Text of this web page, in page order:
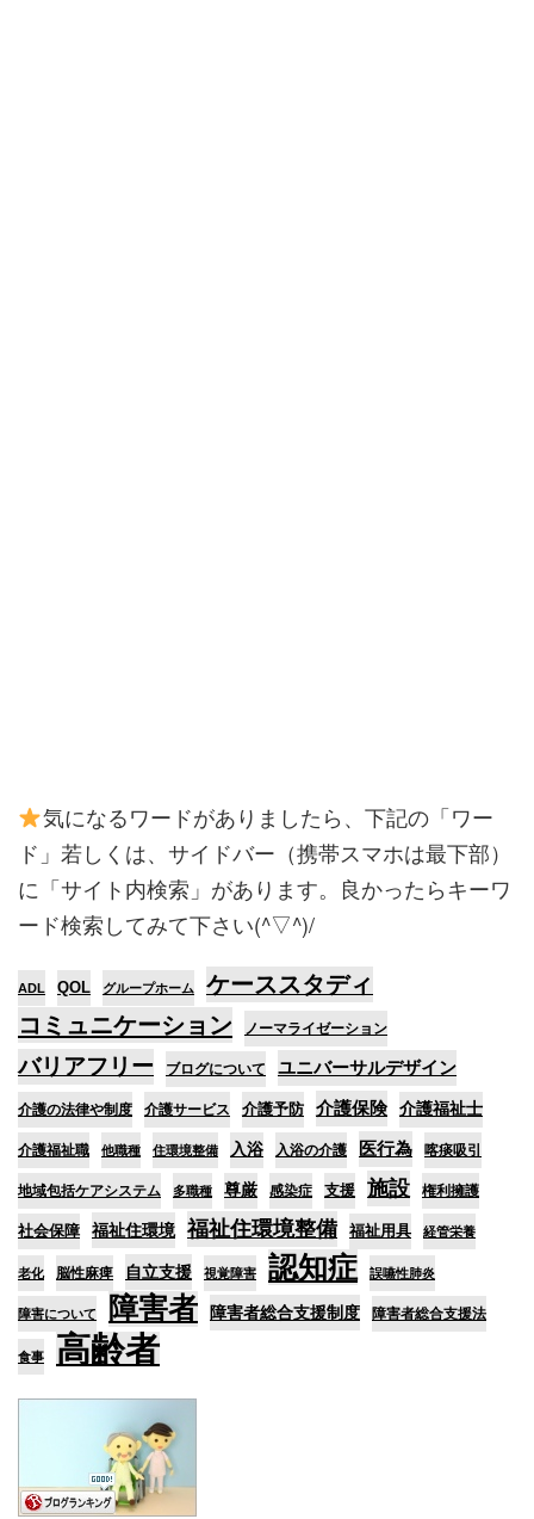
気になるワードがありましたら、下記の「ワー
ド」若しくは、サイドバー（携帯スマホは最下部）
に「サイト内検索」があります。良かったらキーワ
ード検索してみて下さい(^▽^)/
ADL QOL グループホーム
ケーススタディ
コミュニケーション
ノーマライゼーション
バリアフリー ブログについて ユニバーサルデザイン
介護の法律や制度 介護サービス 介護予防 介護保険 介護福祉士
介護福祉職 他職種 住環境整備 入浴 入浴の介護 医行為 喀痰吸引
地域包括ケアシステム 多職種 尊厳 感染症 支援 施設 権利擁護
社会保障 福祉住環境 福祉住環境整備 福祉用具 経管栄養
老化 脳性麻痺 自立支援 視覚障害 認知症 誤嚥性肺炎
障害について 障害者 障害者総合支援制度 障害者総合支援法
食事 高齢者